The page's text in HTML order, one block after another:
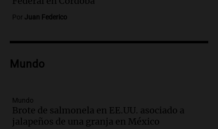
Audio.Fuego en Córdoba: bomberos
Yacanto
Episodios
la ley de tierras
Noticias
Episodios
Por Juan Federico
Mundo
Mundo
Brote de salmonela en EE.UU. asociado a
jalapeños de una granja en México